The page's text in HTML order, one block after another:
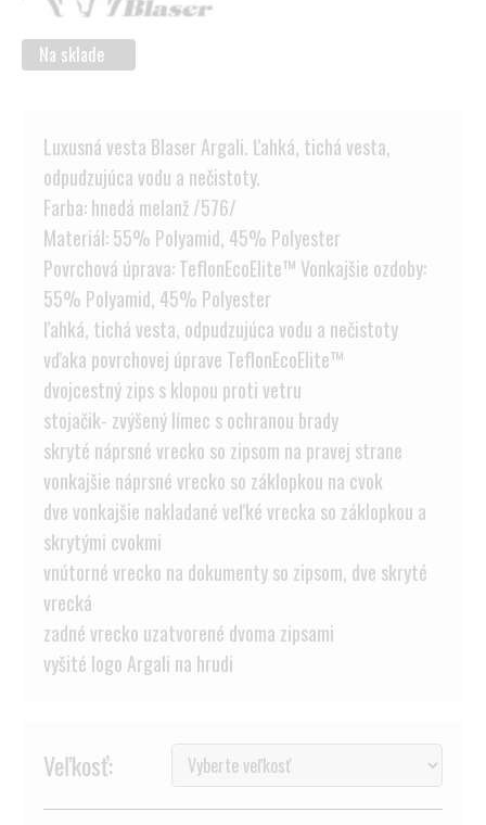
Na sklade
Luxusná vesta Blaser Argali. Ľahká, tichá vesta,
odpudzujúca vodu a nečistoty.
Farba: hnedá melanž /576/
Materiál: 55% Polyamid, 45% Polyester
Povrchová úprava: TeflonEcoElite™ Vonkajšie ozdoby:
55% Polyamid, 45% Polyester
ľahká, tichá vesta, odpudzujúca vodu a nečistoty
vďaka povrchovej úprave TeflonEcoElite™
dvojcestný zips s klopou proti vetru
stojačik- zvýšený límec s ochranou brady
skryté náprsné vrecko so zipsom na pravej strane
vonkajšie náprsné vrecko so záklopkou na cvok
dve vonkajšie nakladané veľké vrecka so záklopkou a
skrytými cvokmi
vnútorné vrecko na dokumenty so zipsom, dve skryté
vrecká
zadné vrecko uzatvorené dvoma zipsami
vyšité logo Argali na hrudi
Veľkosť: